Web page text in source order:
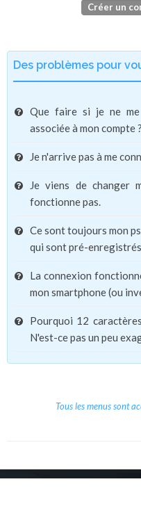
Créer un
Des problèmes pour
Que faire si je ne me
associée à mon compte ?
Je n'arrive pas à me
Je viens de changer
fonctionne pas.
Ce sont toujours mon
qui sont pré-
La connexion
mon smartphone (ou
Pourquoi 12
N'est-ce pas un peu
Tous les menus sont